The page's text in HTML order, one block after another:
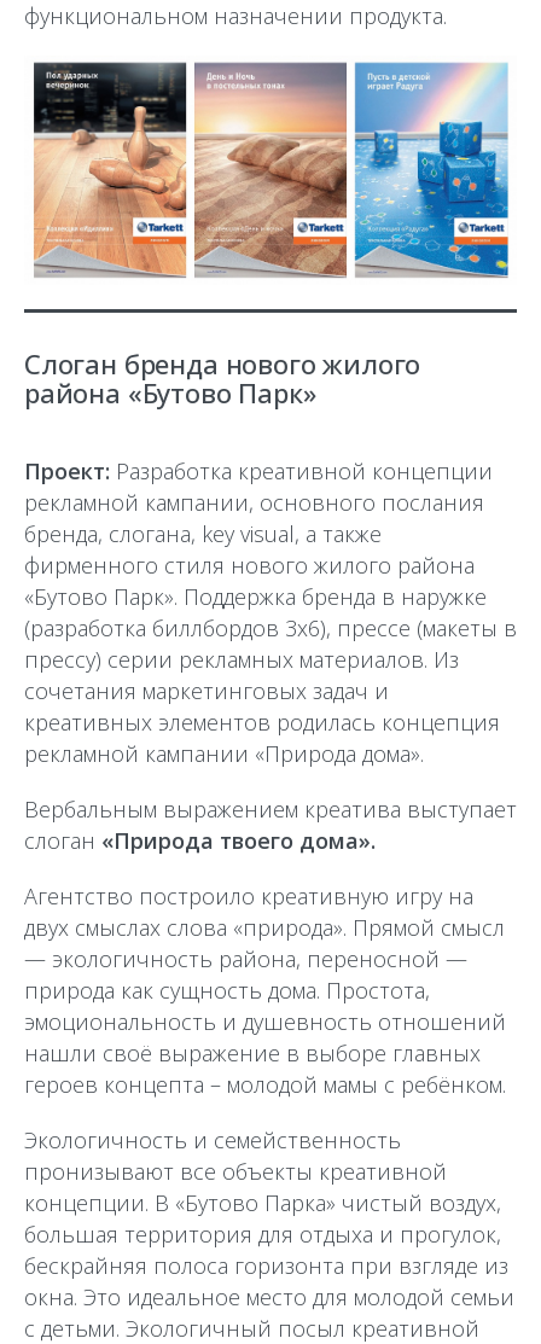
функциональном назначении продукта.
Слоган бренда нового жилого
района «Бутово Парк»
Проект: Разработка креативной концепции
рекламной кампании, основного послания
бренда, слогана, key visual, а также
фирменного стиля нового жилого района
«Бутово Парк». Поддержка бренда в наружке
(разработка биллбордов 3х6), прессе (макеты в
прессу) серии рекламных материалов. Из
сочетания маркетинговых задач и
креативных элементов родилась концепция
рекламной кампании «Природа дома».
Вербальным выражением креатива выступает
слоган «Природа твоего дома».
Агентство построило креативную игру на
двух смыслах слова «природа». Прямой смысл
— экологичность района, переносной —
природа как сущность дома. Простота,
эмоциональность и душевность отношений
нашли своё выражение в выборе главных
героев концепта – молодой мамы с ребёнком.
Экологичность и семейственность
пронизывают все объекты креативной
концепции. В «Бутово Парка» чистый воздух,
большая территория для отдыха и прогулок,
бескрайняя полоса горизонта при взгляде из
окна. Это идеальное место для молодой семьи
с детьми. Экологичный посыл креативной